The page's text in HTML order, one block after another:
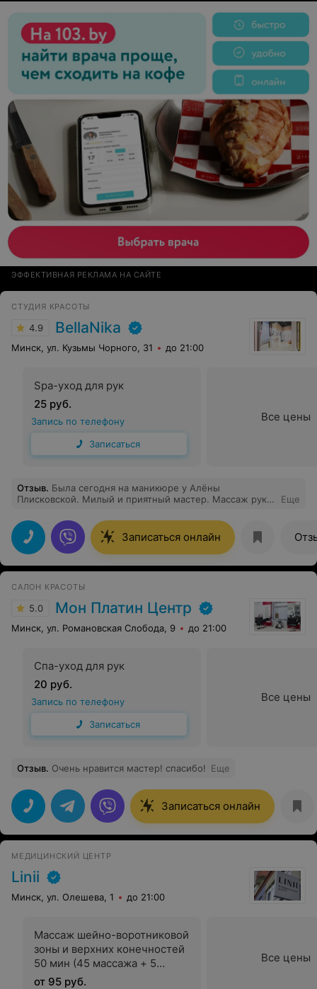
ЭФФЕКТИВНАЯ РЕКЛАМА НА САЙТЕ
СТУДИЯ КРАСОТЫ
4.9 BellaNika
Минск, ул. Кузьмы Чорного, 31 до 21:00
Spa-уход для рук
25 руб.
Запись по телефону
Записаться
Все цены
Отзыв. Была сегодня на маникюре у Алёны
Плисковской. Милый и приятный мастер. Массаж рук
к ней снова
Еще
Записаться онлайн
САЛОН КРАСОТЫ
5.0 Мон Платин Центр
Минск, ул. Романовская Слобода, 9 до 21:00
Спа-уход для рук
20 руб.
Запись по телефону
Записаться
Все цены
Отзыв. Очень нравится мастер! спасибо! Еще
Записаться онлайн
МЕДИЦИНСКИЙ ЦЕНТР
Linii
Минск, ул. Олешева, 1 до 21:00
Массаж шейно-воротниковой
зоны и верхних конечностей
50 мин (45 массажа + 5
подготовки)
от 95 руб.
Все цены